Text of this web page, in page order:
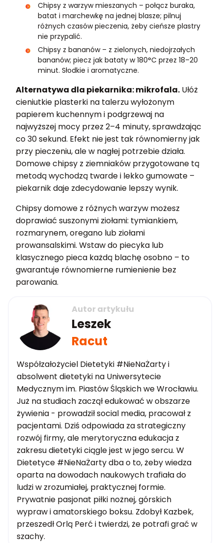
Chipsy z warzyw mieszanych – połącz buraka,
batat i marchewkę na jednej blasze; pilnuj
różnych czasów pieczenia, żeby cieńsze plastry
nie przypalić.
Chipsy z bananów – z zielonych, niedojrzałych
bananów; piecz jak bataty w 180°C przez 18–20
minut. Słodkie i aromatyczne.
Alternatywa dla piekarnika: mikrofala. Ułóż
cieniutkie plasterki na talerzu wyłożonym
papierem kuchennym i podgrzewaj na
najwyższej mocy przez 2–4 minuty, sprawdzając
co 30 sekund. Efekt nie jest tak równomierny jak
przy pieczeniu, ale w nagłej potrzebie działa.
Domowe chipsy z ziemniaków przygotowane tą
metodą wychodzą twarde i lekko gumowate –
piekarnik daje zdecydowanie lepszy wynik.
Chipsy domowe z różnych warzyw możesz
doprawiać suszonymi ziołami: tymiankiem,
rozmarynem, oregano lub ziołami
prowansalskimi. Wstaw do piecyka lub
klasycznego pieca każdą blachę osobno – to
gwarantuje równomierne rumienienie bez
parowania.
Autor artykułu
Leszek
Racut
Współzałożyciel Dietetyki #NieNaŻarty i
absolwent dietetyki na Uniwersytecie
Medycznym im. Piastów Śląskich we Wrocławiu.
Już na studiach zaczął edukować w obszarze
żywienia - prowadził social media, pracował z
pacjentami. Dziś odpowiada za strategiczny
rozwój firmy, ale merytoryczna edukacja z
zakresu dietetyki ciągle jest w jego sercu. W
Dietetyce #NieNaŻarty dba o to, żeby wiedza
oparta na dowodach naukowych trafiała do
ludzi w zrozumiałej, praktycznej formie.
Prywatnie pasjonat piłki nożnej, górskich
wypraw i amatorskiego boksu. Zdobył Kazbek,
przeszedł Orlą Perć i twierdzi, że potrafi grać w
szachy.